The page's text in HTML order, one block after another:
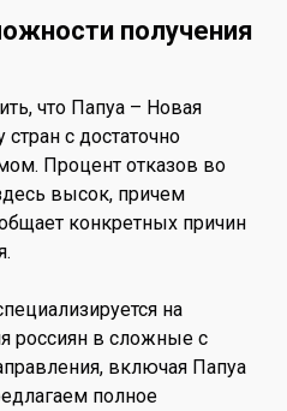
получения
что Папуа – Новая
стран с достаточно
Процент отказов во
высок, причем
конкретных причин
на
россиян в сложные с
включая Папуа
полное